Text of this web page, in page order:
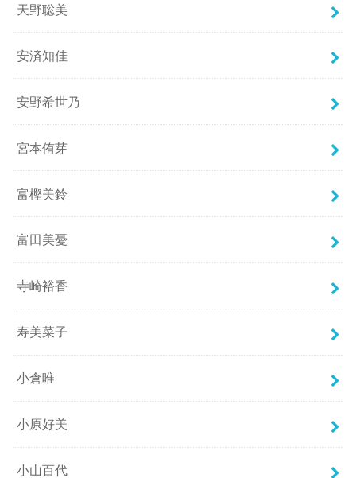
天野聡美
安済知佳
安野希世乃
宮本侑芽
富樫美鈴
富田美憂
寺崎裕香
寿美菜子
小倉唯
小原好美
小山百代